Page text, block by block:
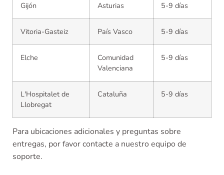
Gijón Asturias 5-9 días
Vitoria-Gasteiz País Vasco 5-9 días
Elche
Comunidad
Valenciana
5-9 días
L'Hospitalet de
Llobregat
Cataluña 5-9 días
Para ubicaciones adicionales y preguntas sobre
entregas, por favor contacte a nuestro equipo de
soporte.